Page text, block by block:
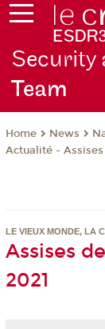
Security
Team
Home News
Actualité -
LE VIEUX MONDE, LA
Assises
2021